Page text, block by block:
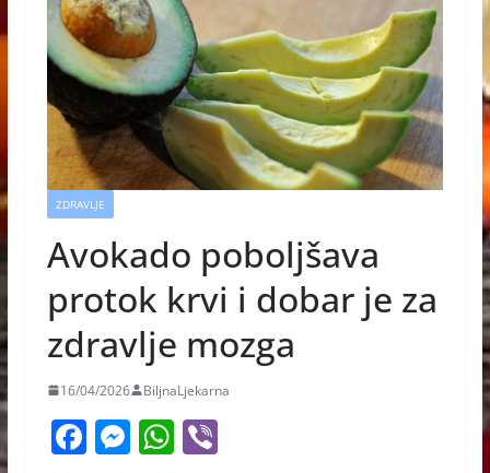
ZDRAVLJE
Avokado poboljšava
protok krvi i dobar je za
zdravlje mozga
16/04/2026 BiljnaLjekarna
F M W Vi